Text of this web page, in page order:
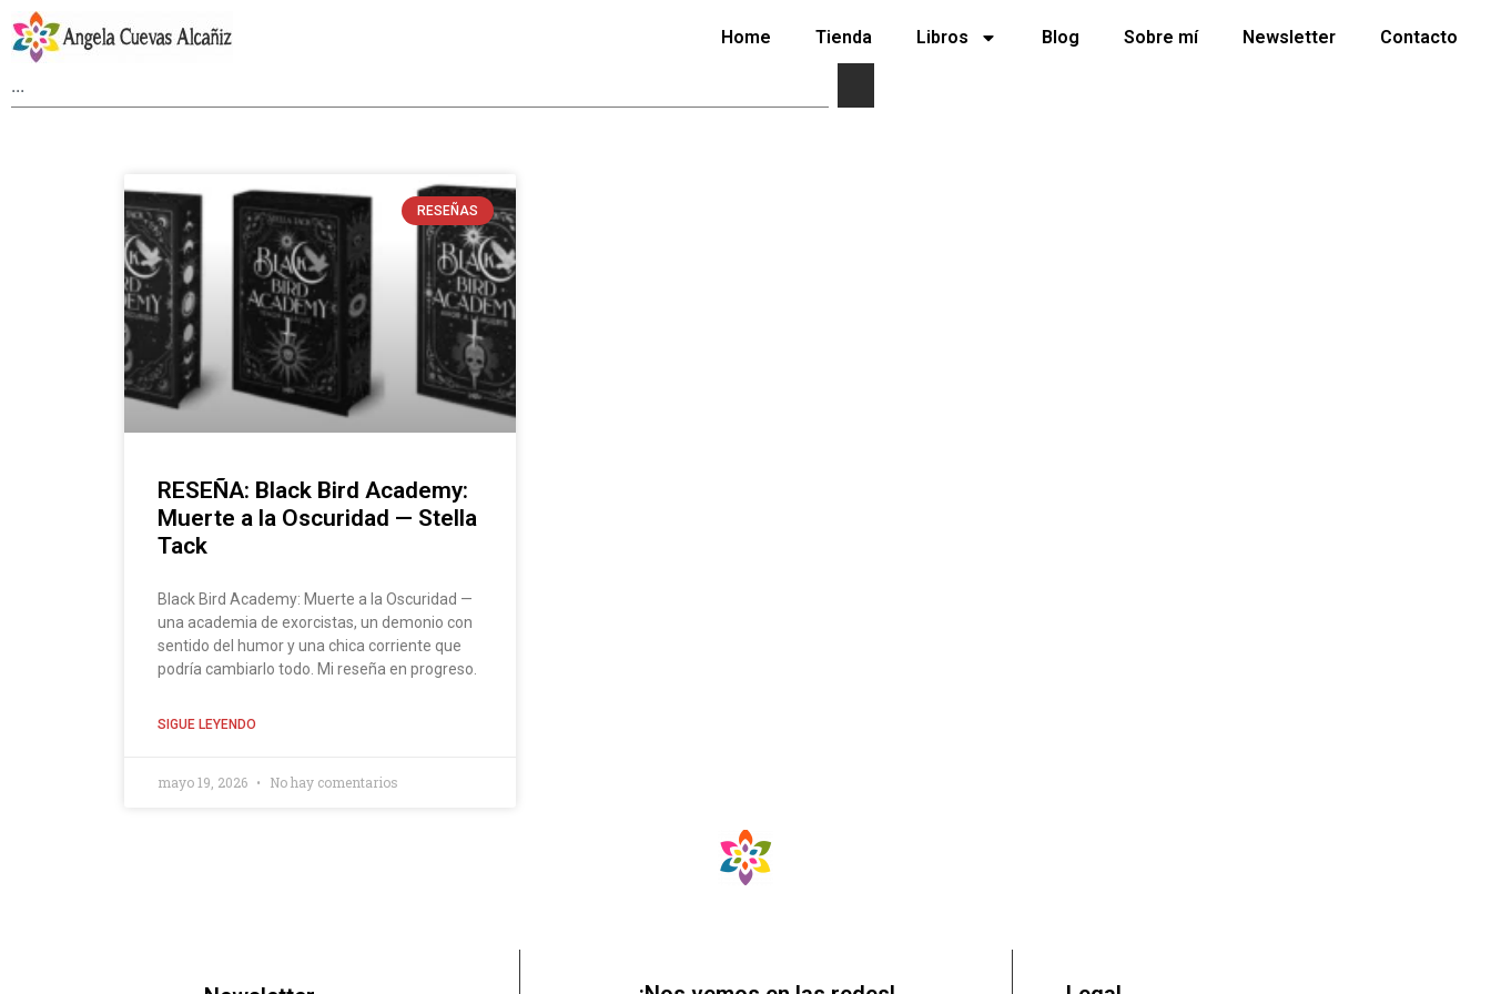
Home Tienda Libros Blog Sobre mí Newsletter Contacto
RESEÑAS
RESEÑA: Black Bird Academy:
Muerte a la Oscuridad — Stella
Tack
Black Bird Academy: Muerte a la Oscuridad —
una academia de exorcistas, un demonio con
sentido del humor y una chica corriente que
podría cambiarlo todo. Mi reseña en progreso.
SIGUE LEYENDO
mayo 19, 2026 No hay comentarios